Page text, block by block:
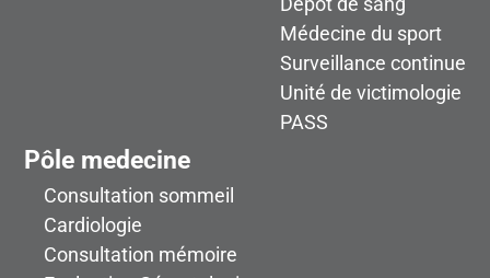
Médecine du sport
Surveillance continue
Unité de victimologie
PASS
Pôle medecine
Consultation sommeil
Cardiologie
Consultation mémoire